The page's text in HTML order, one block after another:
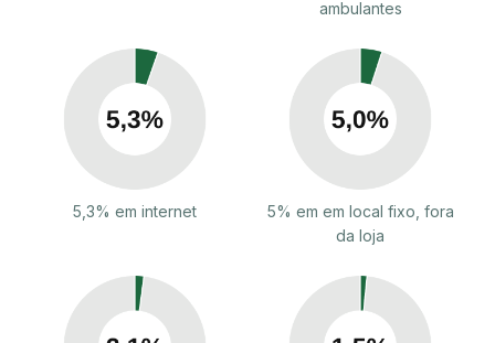
ambulantes
5,3% em internet
5% em em local fixo, fora
da loja